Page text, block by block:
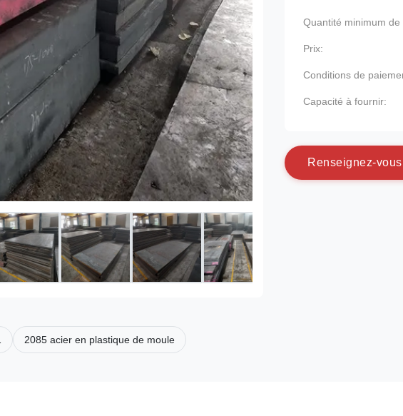
Quantité minimum
Prix:
Conditions de
Capacité à fournir:
Renseignez-vous
2085 acier en plastique de moule